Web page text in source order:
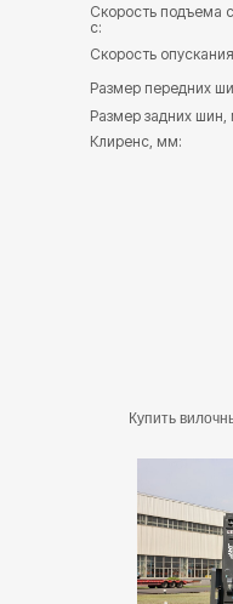
Скорость подъема
с:
Скорость
Размер передних
Размер задних шин,
Клиренс, мм:
Купить